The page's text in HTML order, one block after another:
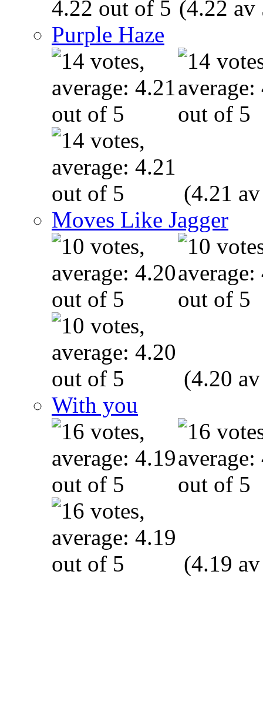
(4.22 av
Purple Haze
(4.21
Moves Like Jagger
(4.20
With you
(4.19